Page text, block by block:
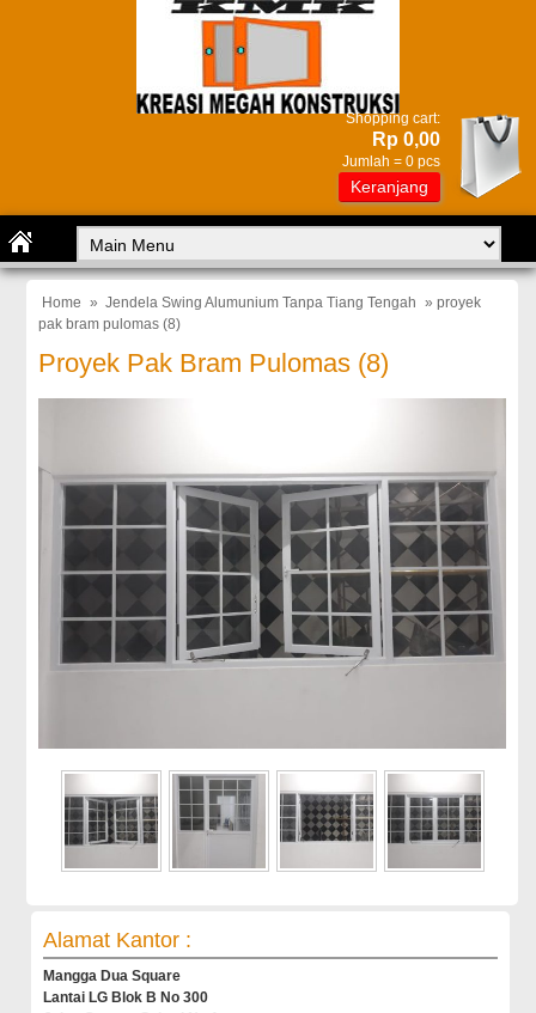
Shopping cart:
Rp 0,00
Jumlah = 0 pcs
Keranjang
Home » Jendela Swing Alumunium Tanpa Tiang Tengah » proyek
pak bram pulomas (8)
Proyek Pak Bram Pulomas (8)
Alamat Kantor :
Mangga Dua Square
Lantai LG Blok B No 300